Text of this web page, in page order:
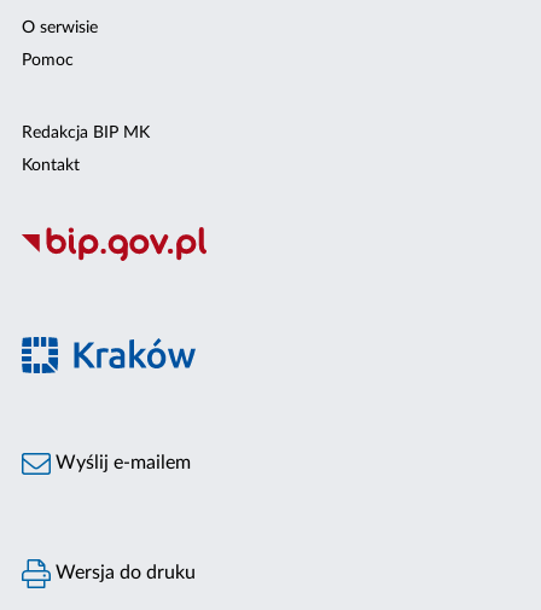
O serwisie
Pomoc
Redakcja BIP MK
Kontakt
Wyślij e-mailem
Wersja do druku